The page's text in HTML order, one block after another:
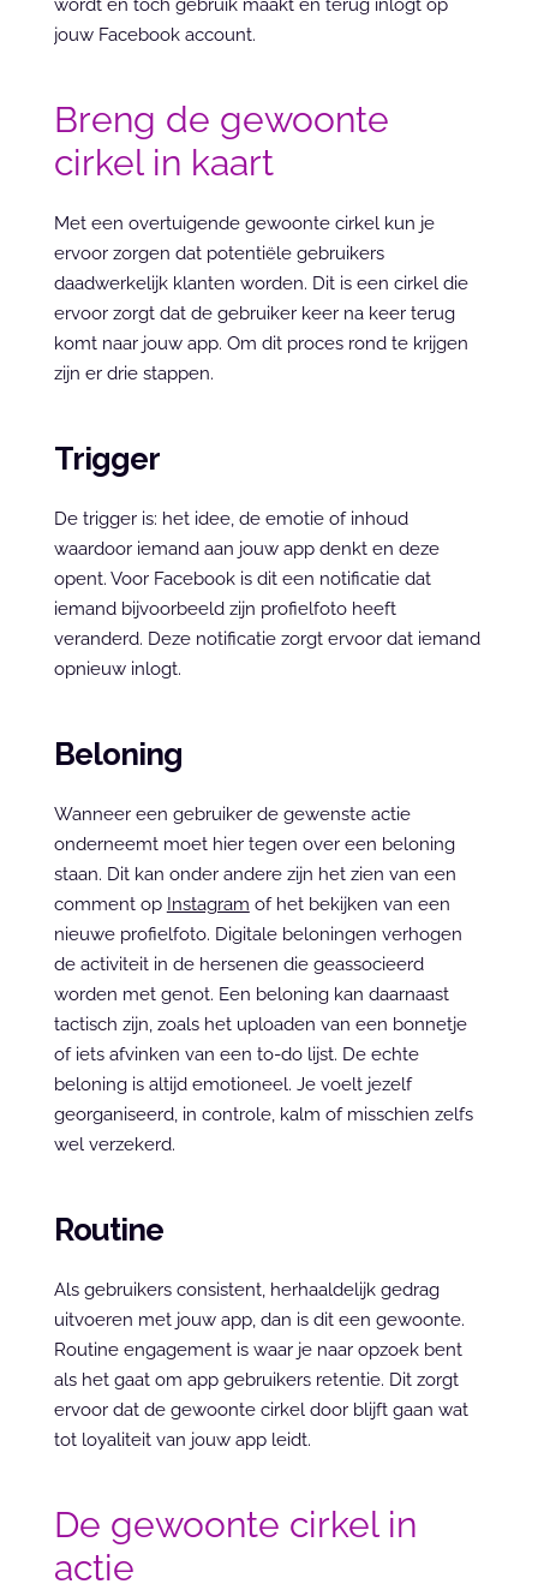
wordt en toch gebruik maakt en terug inlogt op
jouw Facebook account.
Breng de gewoonte
cirkel in kaart
Met een overtuigende gewoonte cirkel kun je
ervoor zorgen dat potentiële gebruikers
daadwerkelijk klanten worden. Dit is een cirkel die
ervoor zorgt dat de gebruiker keer na keer terug
komt naar jouw app. Om dit proces rond te krijgen
zijn er drie stappen.
Trigger
De trigger is: het idee, de emotie of inhoud
waardoor iemand aan jouw app denkt en deze
opent. Voor Facebook is dit een notificatie dat
iemand bijvoorbeeld zijn profielfoto heeft
veranderd. Deze notificatie zorgt ervoor dat iemand
opnieuw inlogt.
Beloning
Wanneer een gebruiker de gewenste actie
onderneemt moet hier tegen over een beloning
staan. Dit kan onder andere zijn het zien van een
comment op Instagram of het bekijken van een
nieuwe profielfoto. Digitale beloningen verhogen
de activiteit in de hersenen die geassocieerd
worden met genot. Een beloning kan daarnaast
tactisch zijn, zoals het uploaden van een bonnetje
of iets afvinken van een to-do lijst. De echte
beloning is altijd emotioneel. Je voelt jezelf
georganiseerd, in controle, kalm of misschien zelfs
wel verzekerd.
Routine
Als gebruikers consistent, herhaaldelijk gedrag
uitvoeren met jouw app, dan is dit een gewoonte.
Routine engagement is waar je naar opzoek bent
als het gaat om app gebruikers retentie. Dit zorgt
ervoor dat de gewoonte cirkel door blijft gaan wat
tot loyaliteit van jouw app leidt.
De gewoonte cirkel in
actie